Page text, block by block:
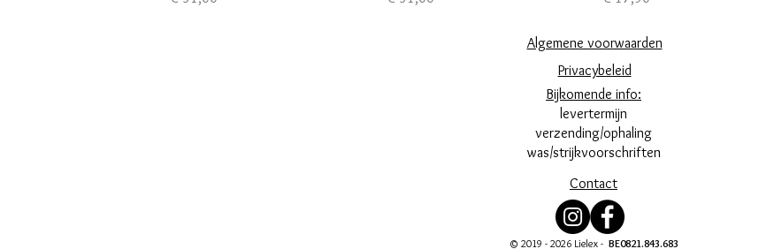
Algemene voorwaarden
Privacybeleid
Bijkomende info:
levertermijn
verzending/ophaling
was/strijkvoorschriften
Contact
© 2019 - 2026 Lielex - BE0821.843.683